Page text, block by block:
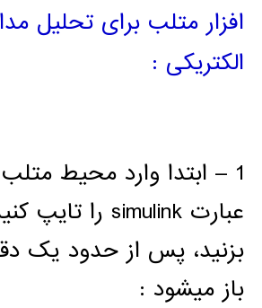
افزار متلب برای تحلیل
الکتریکی :
1 – ابتدا وارد محیط
بزنید، پس از حدود یک
باز میشود :